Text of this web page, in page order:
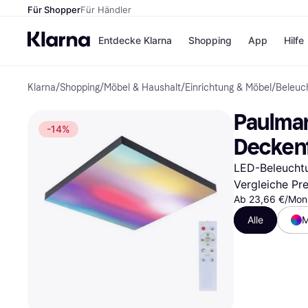
Für ShopperFür Händler
Entdecke Klarna
Zahlungsmethoden
Sofort bezahlen
Bezahle in 3
Teilzahlungen
Bezahle in bis zu 30
Tagen
Ratenzahlung
Shopping
Shops
eBay
Temu
SHEIN
Alle Shops
App Hilfe
Klarna/Shopping/Möbel & Haushalt/Einrichtung & Möbel /
-14%
LED-
Vergleiche
Ab 23,66 €/
Alle